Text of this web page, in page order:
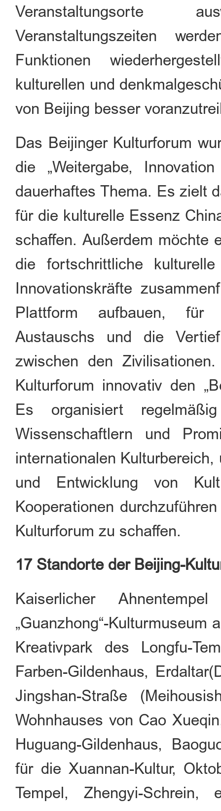
Veranstaltungsorte
Veranstaltungszeiten
Funktionen
kulturellen und
von Beijing besser
Das Beijinger Kulturforum
die „Weitergabe,
dauerhaftes Thema. Es zielt
für die kulturelle Essenz
schaffen. Außerdem möchte
die fortschrittliche
Innovationskräfte
Plattform aufbauen, für
Austauschs und die
zwischen den
Kulturforum innovativ den
Es organisiert
Wissenschaftlern und
internationalen
und Entwicklung von
Kooperationen
Kulturforum zu schaffen.
17 Standorte der Beijing-
Kaiserlicher
„Guanzhong“-Kulturmuseum
Kreativpark des Longfu-
Farben-Gildenhaus,
Jingshan-Straße
Wohnhauses von Cao
Huguang-Gildenhaus,
für die Xuannan-Kultur,
Tempel, Zhengyi-Schrein,